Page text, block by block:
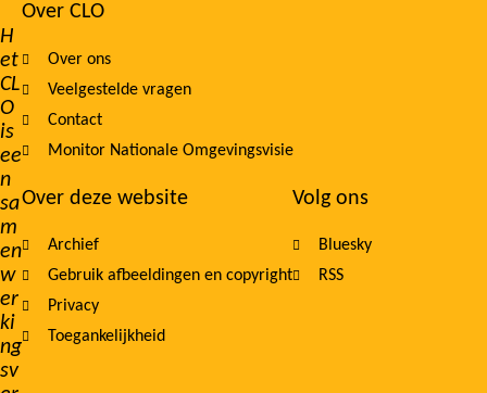
H
et
CL
O
is
ee
n
sa
m
en
w
er
ki
ng
sv
Footer
navigation
Over CLO
Over ons
Veelgestelde vragen
Contact
Monitor Nationale Omgevingsvisie
Over deze website
Archief
Gebruik afbeeldingen en copyright
Privacy
Toegankelijkheid
Volg ons
Bluesky
RSS